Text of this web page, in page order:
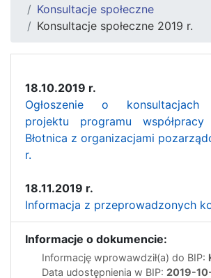
Konsultacje społeczne
Konsultacje społeczne 2019 r.
18.10.2019 r.
Ogłoszenie o konsultacjach
projektu programu
Błotnica z organizacjami
r.
18.11.2019 r.
Informacja z przeprowadzonych
Informacje o dokumencie:
Informację wprowawdził(a) do BIP:
Data udostępnienia w BIP: 2019-